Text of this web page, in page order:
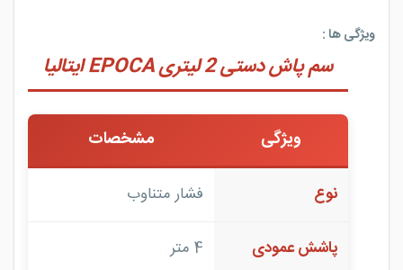
ویژگی ها :
سم پاش دستی 2 لیتری EPOCA ایتالیا
ویژگی مشخصات
نوع فشار متناوب
پاشش عمودی 4 متر